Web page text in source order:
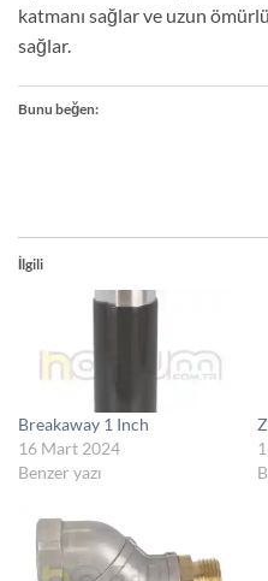
katmanı sağlar ve uzun
sağlar.
Bunu beğen:
İlgili
Breakaway 1 Inch
16 Mart 2024
Benzer yazı